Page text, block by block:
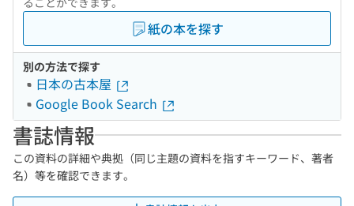
紙の本を探す
別の方法で探す
日本の古本屋
Google Book Search
書誌情報
この資料の詳細や典拠（同じ主題の資料を指すキーワード、著者
名）等を確認できます。